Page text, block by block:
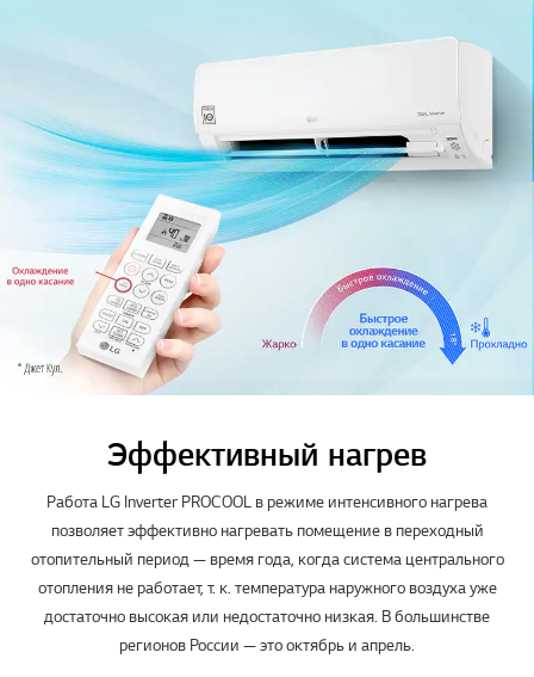
Эффективный нагрев
Работа LG Inverter PROCOOL в режиме интенсивного нагрева
позволяет эффективно нагревать помещение в переходный
отопительный период — время года, когда система центрального
отопления не работает, т. к. температура наружного воздуха уже
достаточно высокая или недостаточно низкая. В большинстве
регионов России — это октябрь и апрель.